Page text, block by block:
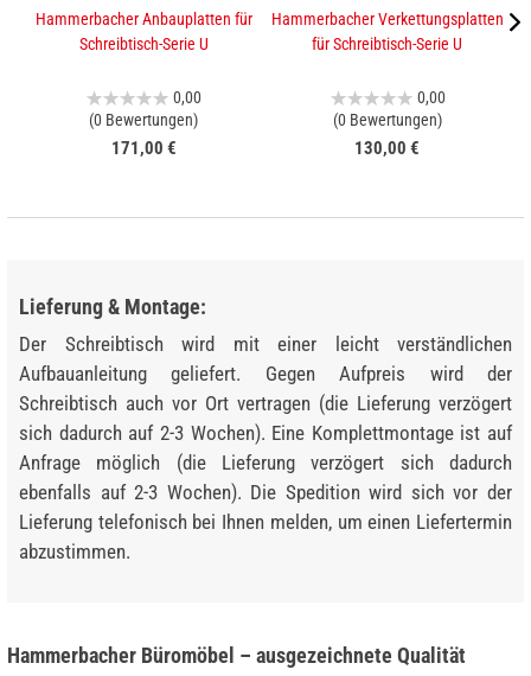
Hammerbacher Anbauplatten für
Schreibtisch-Serie U
0,00
(0 Bewertungen)
171,00 €
Hammerbacher Verkettungsplatten
für Schreibtisch-Serie U
0,00
(0 Bewertungen)
130,00 €
Lieferung & Montage:
Der Schreibtisch wird mit einer leicht verständlichen
Aufbauanleitung geliefert. Gegen Aufpreis wird der
Schreibtisch auch vor Ort vertragen (die Lieferung verzögert
sich dadurch auf 2-3 Wochen). Eine Komplettmontage ist auf
Anfrage möglich (die Lieferung verzögert sich dadurch
ebenfalls auf 2-3 Wochen). Die Spedition wird sich vor der
Lieferung telefonisch bei Ihnen melden, um einen Liefertermin
abzustimmen.
Hammerbacher Büromöbel – ausgezeichnete Qualität